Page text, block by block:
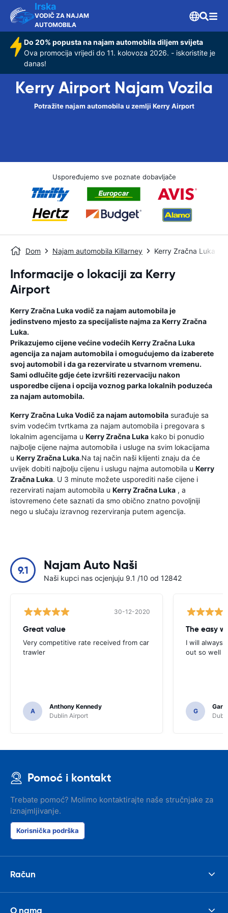
Irska
VODIČ ZA NAJAM
AUTOMOBILA
Do 20% popusta na najam automobila diljem svijeta
Ova promocija vrijedi do 11. kolovoza 2026. - iskoristite je
danas!
Kerry Airport Najam Vozila
Potražite najam automobila u zemlji Kerry Airport
Uspoređujemo sve poznate dobavljače
Dom Najam automobila Killarney Kerry Zračna Luka
Informacije o lokaciji za Kerry
Airport
Kerry Zračna Lukavodič za najam automobilaje
jedinstveno mjesto za specijaliste najma zaKerry Zračna
Luka.
Prikazujemo cijene većine vodećih Kerry Zračna Luka
agencija za najam automobila i omogućujemo da izaberete
svoj automobil i da ga rezervirate u stvarnom vremenu.
Sami odlučite gdje ćete izvršiti rezervaciju nakon
usporedbe cijena i opcija voznog parka lokalnih poduzeća
za najam automobila.
Kerry Zračna LukaVodič za najam automobila surađuje sa
svim vodećim tvrtkama za najam automobila i pregovara s
lokalnim agencijama u Kerry Zračna Luka kako bi ponudio
najbolje cijene najma automobila i usluge na svim lokacijama
u Kerry Zračna Luka.Na taj način naši klijenti znaju da će
uvijek dobiti najbolju cijenu i uslugu najma automobila u Kerry
Zračna Luka. U 3 minute možete usporediti naše cijene i
rezervirati najam automobila u Kerry Zračna Luka , a
istovremeno ćete saznati da smo obično znatno povoljniji
nego u slučaju izravnog rezerviranja putem agencija.
9.1 Najam Auto Naši
Naši kupci nas ocjenjuju 9.1 /10 od 12842
30-12-2020
Great value
Very competitive rate received from car
trawler
A
Anthony Kennedy
Dublin Airport
I will always
out so well
G
Gary
Pomoć i kontakt
Trebate pomoć? Molimo kontaktirajte naše stručnjake za
iznajmljivanje.
Korisnička podrška
Račun
O nama